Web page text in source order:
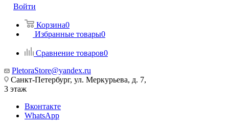
Войти
Корзина0
Избранные товары0
Сравнение товаров0
PletoraStore@yandex.ru
Санкт-Петербург, ул. Меркурьева, д. 7,
3 этаж
Вконтакте
WhatsApp